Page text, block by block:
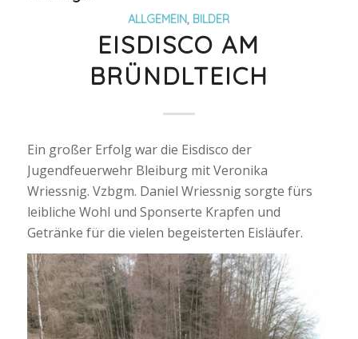
ALLGEMEIN, BILDER
EISDISCO AM
BRÜNDLTEICH
Ein großer Erfolg war die Eisdisco der
Jugendfeuerwehr Bleiburg mit Veronika
Wriessnig. Vzbgm. Daniel Wriessnig sorgte fürs
leibliche Wohl und Sponserte Krapfen und
Getränke für die vielen begeisterten Eisläufer.